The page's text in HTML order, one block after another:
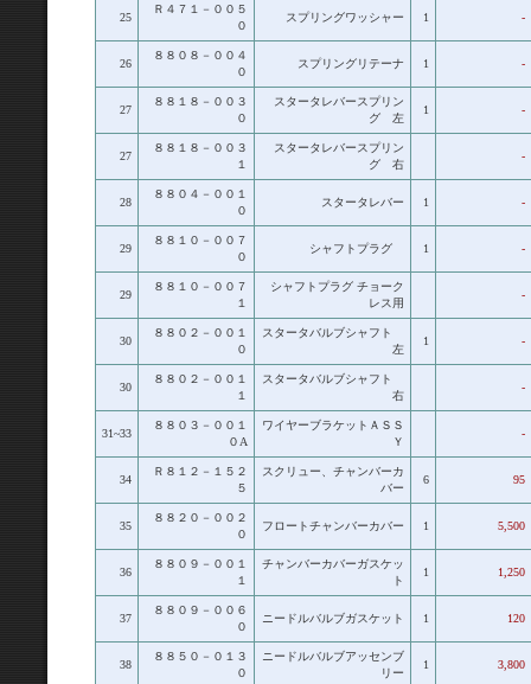
25
Ｒ４７１－００５
０
スプリングワッシャー 1 -
26
８８０８－００４
０
スプリングリテーナ 1 -
27
８８１８－００３
０
スタータレバースプリン
グ 左
1 -
27
８８１８－００３
１
スタータレバースプリン
グ 右
-
28
８８０４－００１
０
スタータレバー 1 -
29
８８１０－００７
０
シャフトプラグ 1 -
29
８８１０－００７
１
シャフトプラグ チョーク
レス用
-
30
８８０２－００１
０
スタータバルブシャフト
左
1 -
30
８８０２－００１
１
スタータバルブシャフト
右
-
31~33
８８０３－００１
０A
ワイヤーブラケットＡＳＳ
Ｙ
-
34
Ｒ８１２－１５２
５
スクリュー、チャンバーカ
バー
6 95
35
８８２０－００２
０
フロートチャンバーカバー 1 5,500
36
８８０９－００１
１
チャンバーカバーガスケッ
ト
1 1,250
37
８８０９－００６
０
ニードルバルブガスケット 1 120
38
８８５０－０１３
０
ニードルバルブアッセンブ
リー
1 3,800